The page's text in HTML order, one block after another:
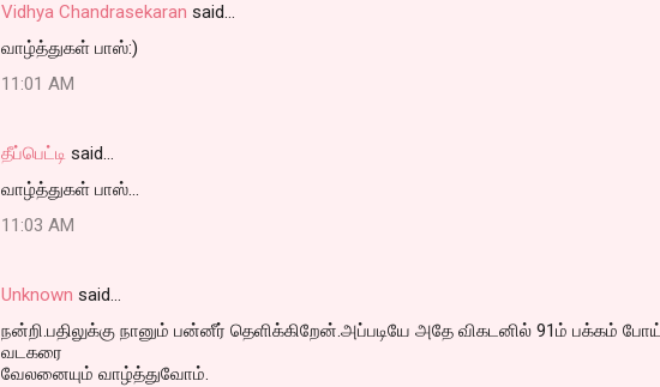
Vidhya Chandrasekaran said…
வாழ்த்துகள் பாஸ்:)
11:01 AM
தீப்பெட்டி said…
வாழ்த்துகள் பாஸ்...
11:03 AM
Unknown said…
நன்றி.பதிலுக்கு நானும் பன்னீர் தெளிக்கிறேன்.அப்படியே அதே விகடனில் 91ம் பக்கம்
வடகரை
வேலனையும் வாழ்த்துவோம்.